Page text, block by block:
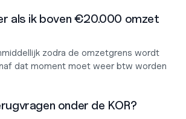
als ik boven €20.000 omzet
zodra de omzetgrens wordt
dat moment moet weer btw worden
onder de KOR?